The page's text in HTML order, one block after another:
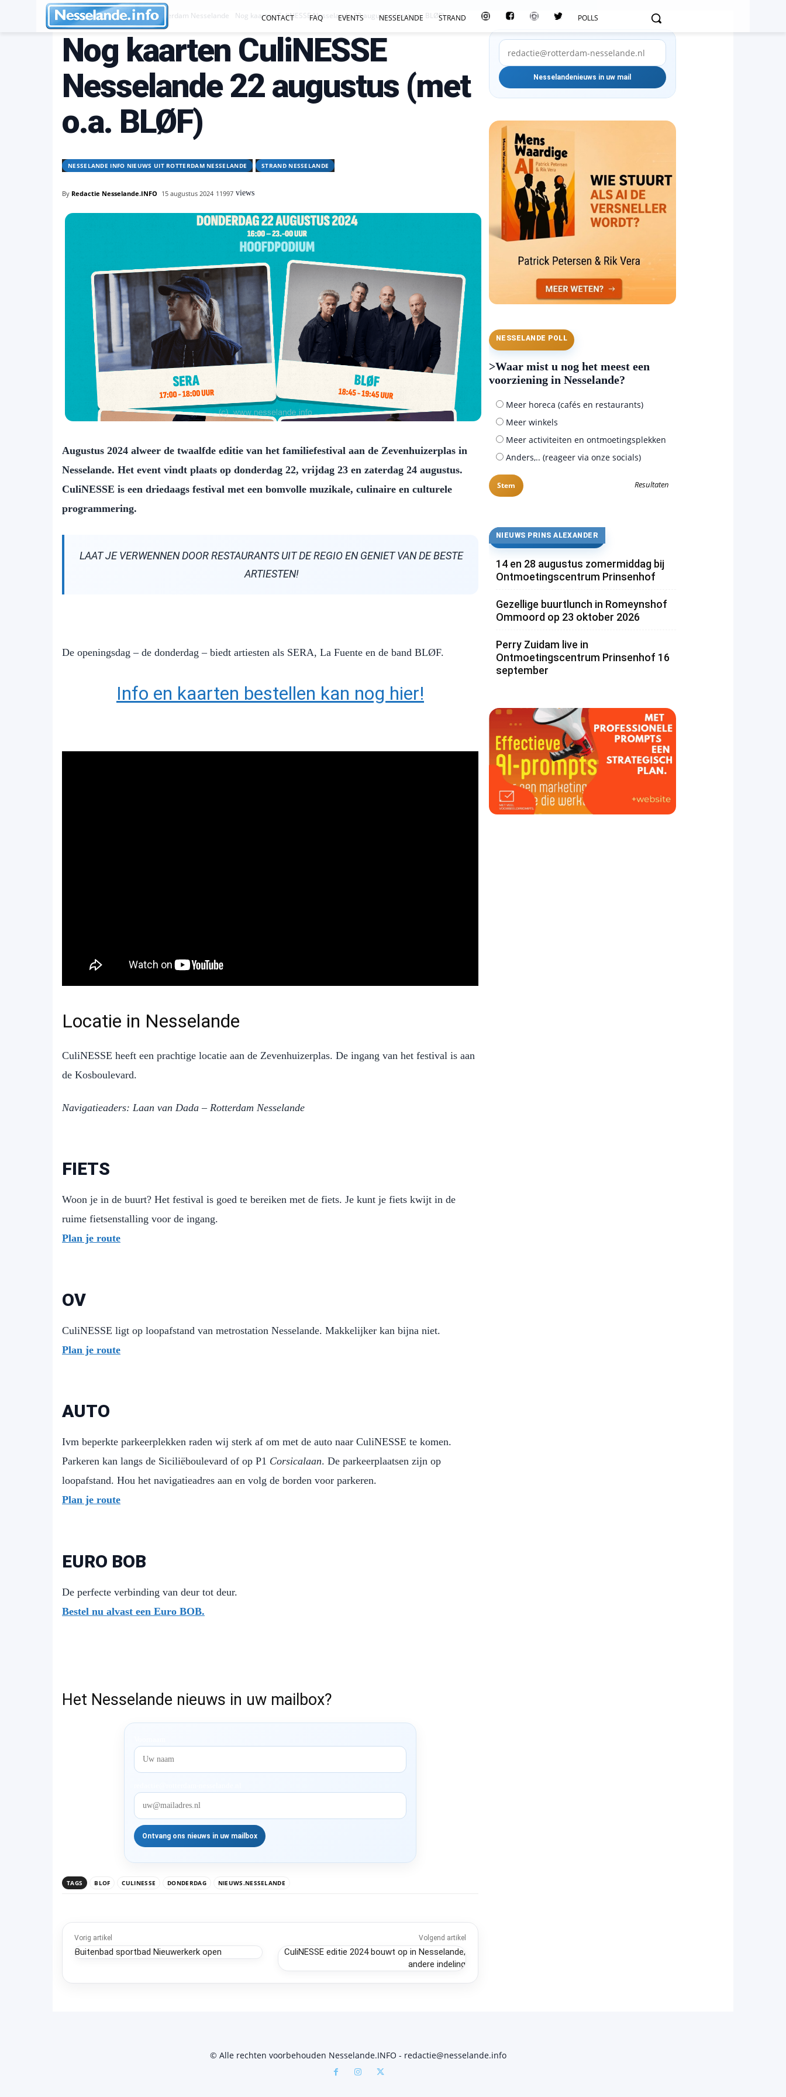
CONTACT FAQ EVENTS NESSELANDE STRAND POLLS
Nesselande INFO nieuws uit Rotterdam Nesselande Nog kaarten CuliNESSE Nesselande 22 augustus (met o.a. BLØF)
Nog kaarten CuliNESSE
Nesselande 22 augustus (met
o.a. BLØF)
NESSELANDE INFO NIEUWS UIT ROTTERDAM NESSELANDE STRAND NESSELANDE
By Redactie Nesselande.INFO 15 augustus 2024 11997 views
Augustus 2024 alweer de twaalfde editie van het familiefestival aan de Zevenhuizerplas in
Nesselande. Het event vindt plaats op donderdag 22, vrijdag 23 en zaterdag 24 augustus.
CuliNESSE is een driedaags festival met een bomvolle muzikale, culinaire en culturele
programmering.
LAAT JE VERWENNEN DOOR RESTAURANTS UIT DE REGIO EN GENIET VAN DE BESTE
ARTIESTEN!
De openingsdag – de donderdag – biedt artiesten als SERA, La Fuente en de band BLØF.
Info en kaarten bestellen kan nog hier!
Locatie in Nesselande
CuliNESSE heeft een prachtige locatie aan de Zevenhuizerplas. De ingang van het festival is aan
de Kosboulevard.
Navigatieaders: Laan van Dada – Rotterdam Nesselande
FIETS
Woon je in de buurt? Het festival is goed te bereiken met de fiets. Je kunt je fiets kwijt in de
ruime fietsenstalling voor de ingang.
Plan je route
OV
CuliNESSE ligt op loopafstand van metrostation Nesselande. Makkelijker kan bijna niet.
Plan je route
AUTO
Ivm beperkte parkeerplekken raden wij sterk af om met de auto naar CuliNESSE te komen.
Parkeren kan langs de Siciliëboulevard of op P1 Corsicalaan. De parkeerplaatsen zijn op
loopafstand. Hou het navigatieadres aan en volg de borden voor parkeren.
Plan je route
EURO BOB
De perfecte verbinding van deur tot deur.
Bestel nu alvast een Euro BOB.
Het Nesselande nieuws in uw mailbox?
TAGS BLOF CULINESSE DONDERDAG NIEUWS.NESSELANDE
Vorig artikel
Buitenbad sportbad Nieuwerkerk open
Volgend artikel
CuliNESSE editie 2024 bouwt op in Nesselande;
andere indeling
NESSELANDE POLL
>Waar mist u nog het meest een
voorziening in Nesselande?
Meer horeca (cafés en restaurants)
Meer winkels
Meer activiteiten en ontmoetingsplekken
Anders,.. (reageer via onze socials)
Resultaten
NIEUWS PRINS ALEXANDER
14 en 28 augustus zomermiddag bij
Ontmoetingscentrum Prinsenhof
Gezellige buurtlunch in Romeynshof
Ommoord op 23 oktober 2026
Perry Zuidam live in
Ontmoetingscentrum Prinsenhof 16
september
© Alle rechten voorbehouden Nesselande.INFO - redactie@nesselande.info